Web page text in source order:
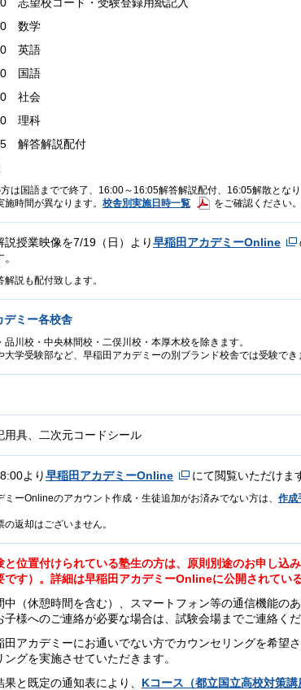
数学
英語
国語
社会
理科
解答解説配付
は国語までで終了、16:00～16:05解答解説配付、16:05解散となり
時間が異なります。 校舎別実施日時一覧 をご確認ください。
説授業映像を7/19（日）より早稲田アカデミーOnline
解説も配付致します。
デミー各校舎
品川校・中央林間校・二俣川校・本厚木校を除きます。
大学受験部など、早稲田アカデミーの別ブランド校舎では受験でき
用具、二次元コードシール
より早稲田アカデミーOnline にて閲覧いただけま
ミーOnlineのアカウント作成・生徒追加がお済みでない方は、 作成
返却はございません。
と位置付けられている塾生の方は、原則別途のお申し込
です）。詳細は早稲田アカデミーOnlineに公開されてい
中（休憩時間を含む）、スマートフォン等の通信機能の
子様へのご連絡が必要な場合は、試験会場までご連絡くだ
田アカデミーにお通いでない方でカウンセリングを希望
ングを実施させていただきます。
果と既定の通知表により、 Kコース（都立国立高校対策講